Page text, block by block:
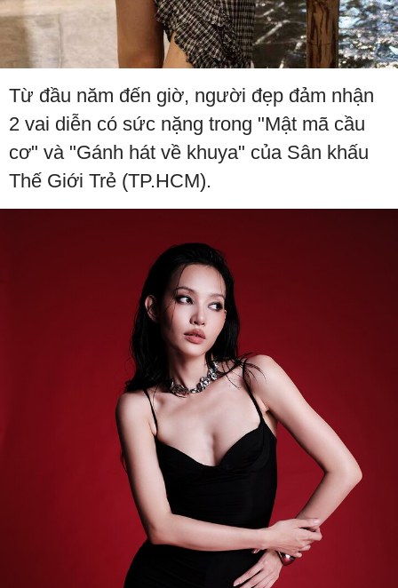
Từ đầu năm đến giờ, người đẹp đảm nhận
2 vai diễn có sức nặng trong "Mật mã cầu
cơ" và "Gánh hát về khuya" của Sân khấu
Thế Giới Trẻ (TP.HCM).